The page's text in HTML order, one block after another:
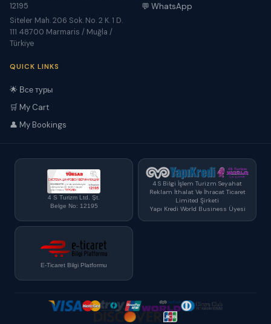
12195
Siteler Mah. 206 Sok. No. 2 K. 1 D.
111 48700 Marmaris / Muğla /
Türkiye
💬 WhatsApp
QUICK LINKS
🌟 Все туры
🛒 My Cart
👤 My Bookings
4 S Turizm Ltd. Şt.
Belge No: 12195
4 S Bilgi İşlem Turizm Seyahat
Reklam İthalat Ve İhracat Ticaret
Limited Şirketi
Yapı Kredi World Business Üyesi
E-Ticaret Bilgi Platformu